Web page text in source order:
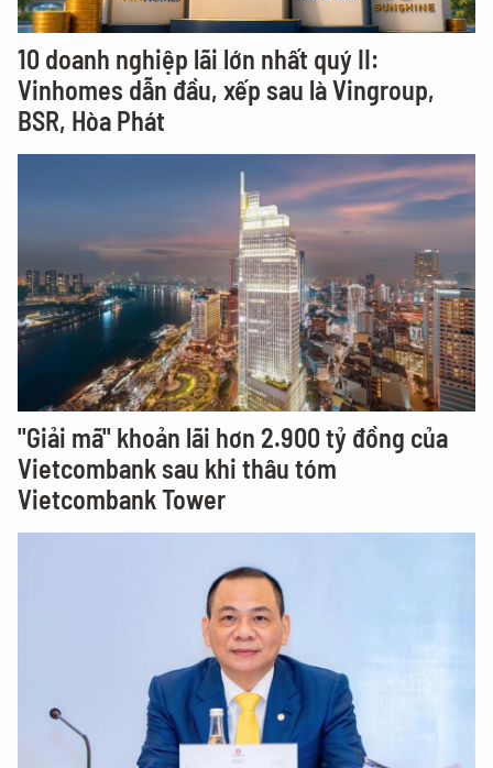
10 doanh nghiệp lãi lớn nhất quý II:
Vinhomes dẫn đầu, xếp sau là Vingroup,
BSR, Hòa Phát
"Giải mã" khoản lãi hơn 2.900 tỷ đồng của
Vietcombank sau khi thâu tóm
Vietcombank Tower